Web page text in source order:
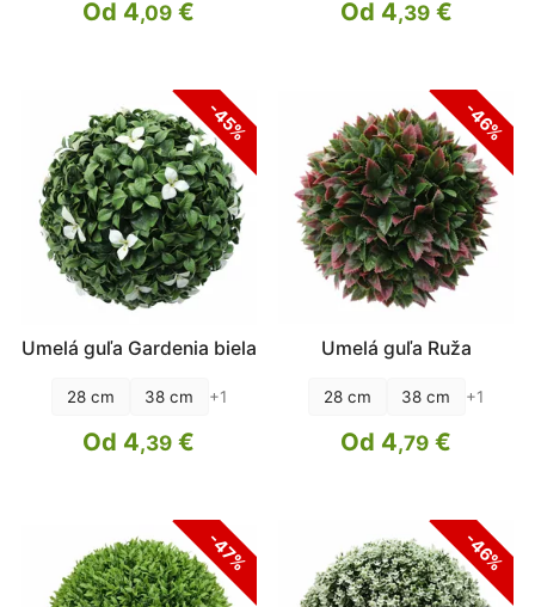
Od 4,09 € Od 4,39€
-45%
Umelá guľa Gardenia biela
28 cm 38 cm +1
Od 4,39 €
-46%
Umelá guľa Ruža
28 cm 38 cm +1
Od 4,79 €
-47% -46%